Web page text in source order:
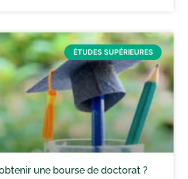
ÉTUDES SUPÉRIEURES
une bourse de doctorat ?